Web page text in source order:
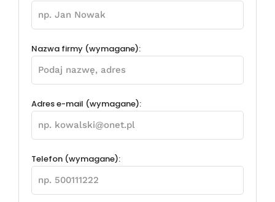
Nazwa firmy (wymagane):
Adres e-mail (wymagane):
Telefon (wymagane):